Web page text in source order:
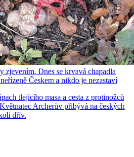
Dnes se krvavá chapadla
Českem a nikdo je nezastaví
tlejícího masa a cesta z protinožců
Archerův přibývá na českých
dřív.